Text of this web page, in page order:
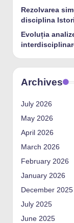
Rezolvarea
disciplina
Evoluția
Archives
July 2026
May 2026
April 2026
March 2026
February 2026
January 2026
December 2025
July 2025
June 2025